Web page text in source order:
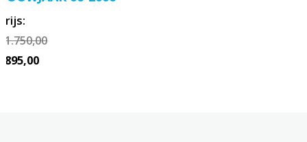
1.750,00
895,00